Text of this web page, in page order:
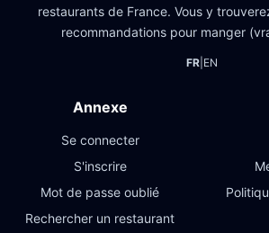
restaurants de France. Vous y
recommandations pour manger
FR| EN
Annexe
Se connecter
S'inscrire
Mot de passe oublié
Rechercher un restaurant